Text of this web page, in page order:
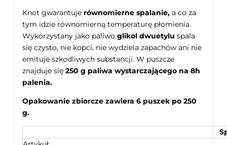
Knot gwarantuje równomierne spalanie, a co za
tym idzie równomierną temperaturę płomienia.
Wykorzystany jako paliwo glikol dwuetylu spala
się czysto, nie kopci, nie wydziela zapachów ani nie
emituje szkodliwych substancji. W puszcze
znajduje się 250 g paliwa wystarczającego na 8h
palenia.
Opakowanie zbiorcze zawiera 6 puszek po 250
g.